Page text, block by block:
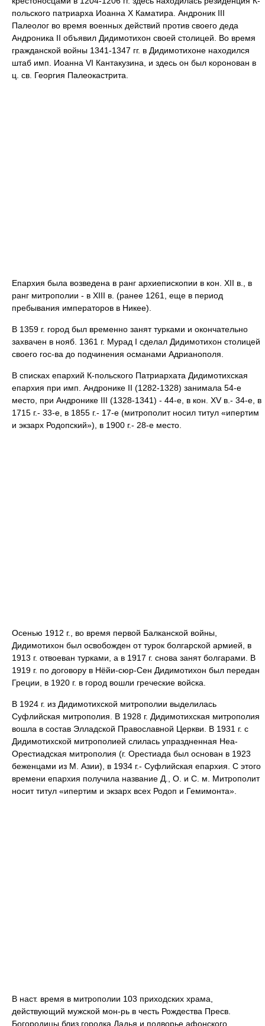
польского патриарха Иоанна Х Каматира. Андроник III
Палеолог во время военных действий против своего деда
Андроника II объявил Дидимотихон своей столицей. Во время
гражданской войны 1341-1347 гг. в Дидимотихоне находился
штаб имп. Иоанна VI Кантакузина, и здесь он был коронован в
ц. св. Георгия Палеокастрита.
Епархия была возведена в ранг архиепископии в кон. XII в., в
ранг митрополии - в XIII в. (ранее 1261, еще в период
пребывания императоров в Никее).
В 1359 г. город был временно занят турками и окончательно
захвачен в нояб. 1361 г. Мурад I сделал Дидимотихон столицей
своего гос-ва до подчинения османами Адрианополя.
В списках епархий К-польского Патриархата Дидимотихская
епархия при имп. Андронике II (1282-1328) занимала 54-е
место, при Андронике III (1328-1341) - 44-е, в кон. XV в.- 34-е, в
1715 г.- 33-е, в 1855 г.- 17-е (митрополит носил титул «ипертим
и экзарх Родопский»), в 1900 г.- 28-е место.
Осенью 1912 г., во время первой Балканской войны,
Дидимотихон был освобожден от турок болгарской армией, в
1913 г. отвоеван турками, а в 1917 г. снова занят болгарами. В
1919 г. по договору в Нёйи-сюр-Сен Дидимотихон был передан
Греции, в 1920 г. в город вошли греческие войска.
В 1924 г. из Дидимотихской митрополии выделилась
Суфлийская митрополия. В 1928 г. Дидимотихская митрополия
вошла в состав Элладской Православной Церкви. В 1931 г. с
Дидимотихской митрополией слилась упраздненная Неа-
Орестиадская митрополия (г. Орестиада был основан в 1923
беженцами из М. Азии), в 1934 г.- Суфлийская епархия. С этого
времени епархия получила название Д., О. и С. м. Митрополит
носит титул «ипертим и экзарх всех Родоп и Гемимонта».
В наст. время в митрополии 103 приходских храма,
действующий мужской мон-рь в честь Рождества Пресв.
Богородицы близ городка Дадья и подворье афонского